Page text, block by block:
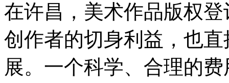
在许昌，美术作品版权
创作者的切身利益，也
展。一个科学、合理的